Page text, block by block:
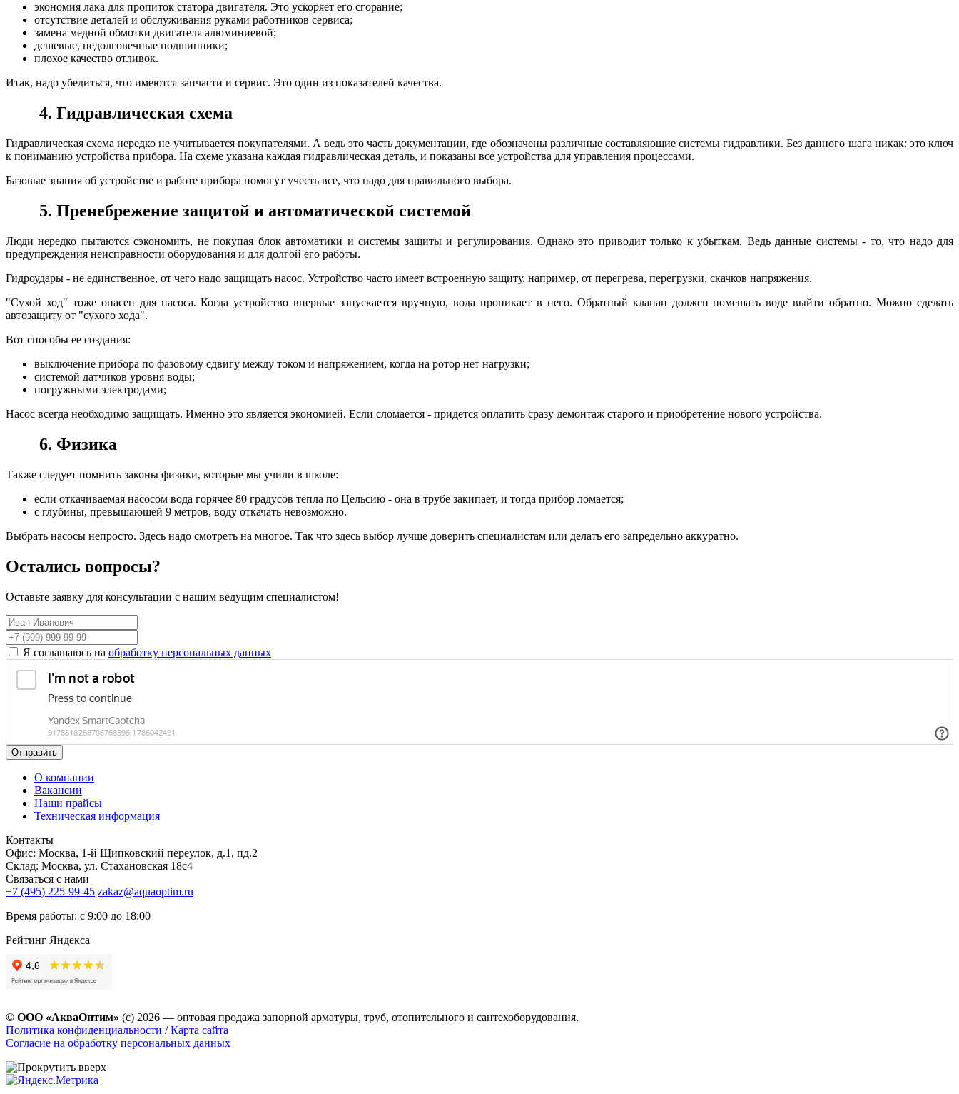
экономия лака для пропиток статора двигателя. Это ускоряет его сгорание;
отсутствие деталей и обслуживания руками работников сервиса;
замена медной обмотки двигателя алюминиевой;
дешевые, недолговечные подшипники;
плохое качество отливок.
Итак, надо убедиться, что имеются запчасти и сервис. Это один из показателей качества.
4. Гидравлическая схема
Гидравлическая схема нередко не учитывается покупателями. А ведь это часть документации, где обозначены различные составляющие системы гидравлики. Без данного шага никак: это ключ
к пониманию устройства прибора. На схеме указана каждая гидравлическая деталь, и показаны все устройства для управления процессами.
Базовые знания об устройстве и работе прибора помогут учесть все, что надо для правильного выбора.
5. Пренебрежение защитой и автоматической системой
Люди нередко пытаются сэкономить, не покупая блок автоматики и системы защиты и регулирования. Однако это приводит только к убыткам. Ведь данные системы - то, что надо для
предупреждения неисправности оборудования и для долгой его работы.
Гидроудары - не единственное, от чего надо защищать насос. Устройство часто имеет встроенную защиту, например, от перегрева, перегрузки, скачков напряжения.
"Сухой ход" тоже опасен для насоса. Когда устройство впервые запускается вручную, вода проникает в него. Обратный клапан должен помешать воде выйти обратно. Можно сделать
автозащиту от "сухого хода".
Вот способы ее создания:
выключение прибора по фазовому сдвигу между током и напряжением, когда на ротор нет нагрузки;
системой датчиков уровня воды;
погружными электродами;
Насос всегда необходимо защищать. Именно это является экономией. Если сломается - придется оплатить сразу демонтаж старого и приобретение нового устройства.
6. Физика
Также следует помнить законы физики, которые мы учили в школе:
если откачиваемая насосом вода горячее 80 градусов тепла по Цельсию - она в трубе закипает, и тогда прибор ломается;
с глубины, превышающей 9 метров, воду откачать невозможно.
Выбрать насосы непросто. Здесь надо смотреть на многое. Так что здесь выбор лучше доверить специалистам или делать его запредельно аккуратно.
Остались вопросы?
Оставьте заявку для консультации с нашим ведущим специалистом!
Я соглашаюсь на обработку персональных данных
Отправить
О компании
Вакансии
Наши прайсы
Техническая информация
Контакты
Офис: Москва, 1-й Щипковский переулок, д.1, пд.2
Склад: Москва, ул. Стахановская 18с4
Связаться с нами
+7 (495) 225-99-45 zakaz@aquaoptim.ru
Время работы: с 9:00 до 18:00
Рейтинг Яндекса
© ООО «АкваОптим» (с) 2026 — оптовая продажа запорной арматуры, труб, отопительного и сантехоборудования.
Политика конфиденциальности /Карта сайта
Согласие на обработку персональных данных